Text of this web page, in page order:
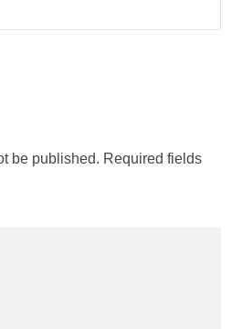
be published. Required fields